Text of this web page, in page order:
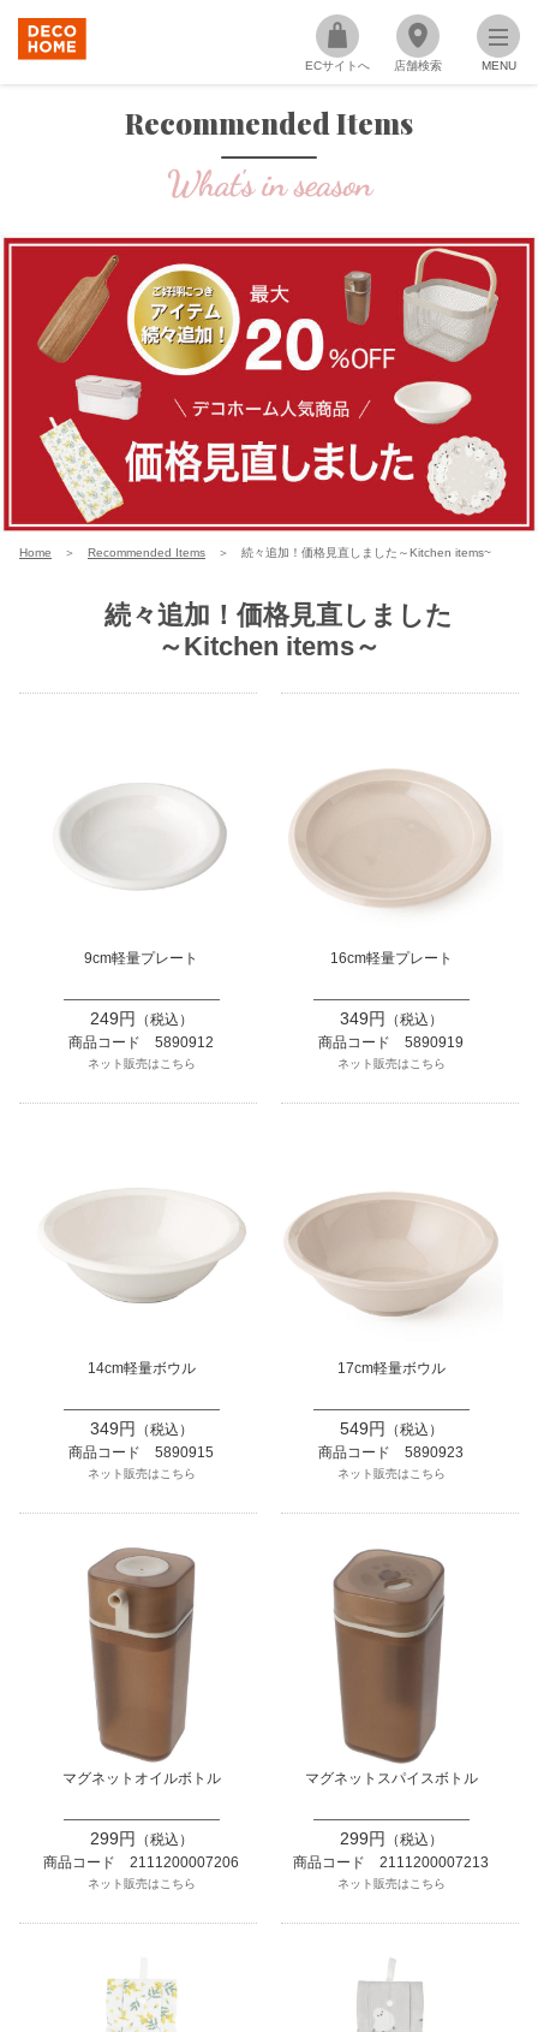
MENU
ECサイトへ 店舗検索
Recommended Items
Home ＞ Recommended Items ＞ 続々追加！価格見直しました～Kitchen items~
続々追加！価格見直しました
～Kitchen items～
9cm軽量プレート
249円
（税込）
商品コード 5890912
ネット販売はこちら
16cm軽量プレート
349円
（税込）
商品コード 5890919
ネット販売はこちら
14cm軽量ボウル
349円
（税込）
商品コード 5890915
ネット販売はこちら
17cm軽量ボウル
549円
（税込）
商品コード 5890923
ネット販売はこちら
マグネットオイルボトル
299円
（税込）
商品コード 2111200007206
ネット販売はこちら
マグネットスパイスボトル
299円
（税込）
商品コード 2111200007213
ネット販売はこちら